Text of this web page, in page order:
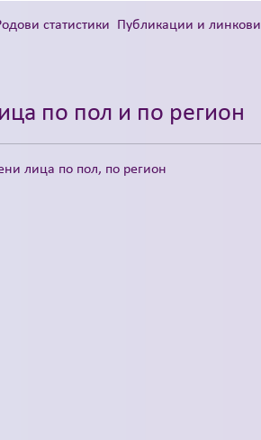
статистики Публикации и линкови
по пол и по регион
лица по пол, по регион